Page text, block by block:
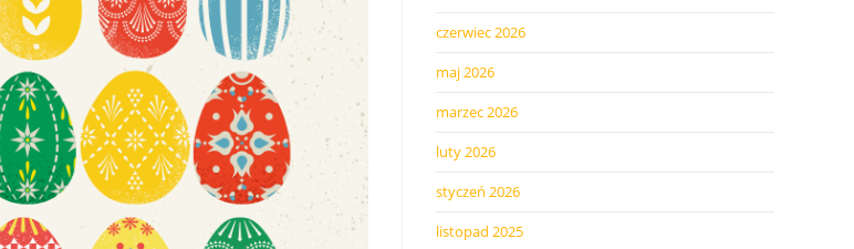
czerwiec 2026
maj 2026
marzec 2026
luty 2026
styczeń 2026
listopad 2025